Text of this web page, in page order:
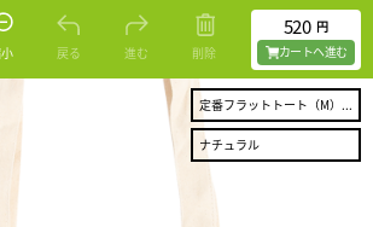
戻る 進む 削除
520 円
カートヘ進む
定番フラットトート（M）...
ナチュラル